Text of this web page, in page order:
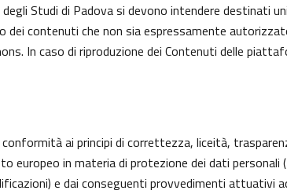
Studi di Padova si devono intendere destinati
dei contenuti che non sia espressamente
In caso di riproduzione dei Contenuti delle
ai principi di correttezza, liceità,
in materia di protezione dei dati personali
e dai conseguenti provvedimenti attuativi